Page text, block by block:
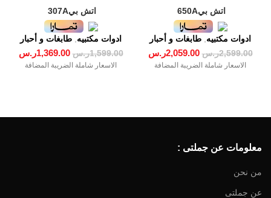
ادوات مكتبيه طابغات و أحبار
2,599.00ر.س 2,059.00ر.س
الاسعار شاملة الضريبة المضافة
ادوات مكتبيه طابغات و أحبار
1,599.00ر.س 1,369.00ر.س
الاسعار شاملة الضريبة المضافة
معلومات عن جملتى :
من نحن
عن جملتى